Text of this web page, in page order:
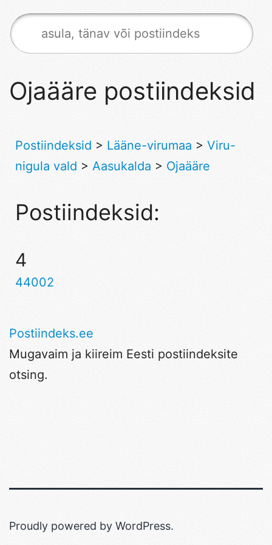
Ojaääre postiindeksid
Postiindeksid > Lääne-virumaa > Viru-
nigula vald > Aasukalda > Ojaääre
Postiindeksid:
4
44002
Postiindeks.ee
Mugavaim ja kiireim Eesti postiindeksite
otsing.
Proudly powered by WordPress.